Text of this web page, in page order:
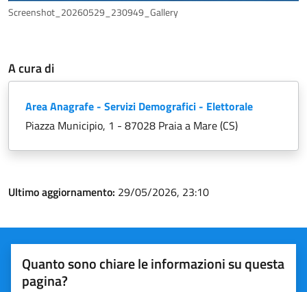
Screenshot_20260529_230949_Gallery
A cura di
Area Anagrafe - Servizi Demografici - Elettorale
Piazza Municipio, 1 - 87028 Praia a Mare (CS)
Ultimo aggiornamento: 29/05/2026, 23:10
Quanto sono chiare le informazioni su questa
pagina?